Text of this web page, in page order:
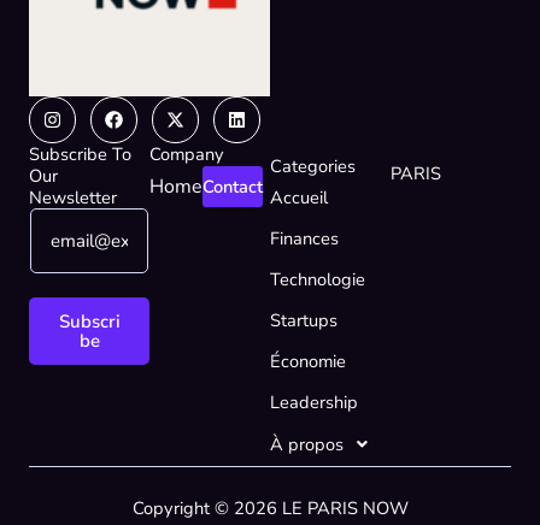
InstagramFacebook
X-
twitter
Linkedin
Subscribe To
Our
Newsletter
E
a
m
E
a
Subscri
be
Company
HomeContact
Categories
Accueil
Finances
Technologie
Startups
Économie
Leadership
À propos
PARIS
Copyright © 2026 LE PARIS NOW